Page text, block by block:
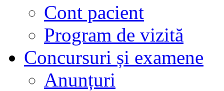
Cont pacient
Program de vizită
Concursuri și examene
Anunțuri